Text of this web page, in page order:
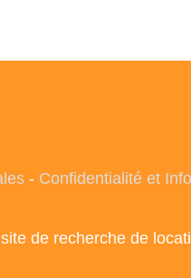
- Confidentialité et
de recherche de